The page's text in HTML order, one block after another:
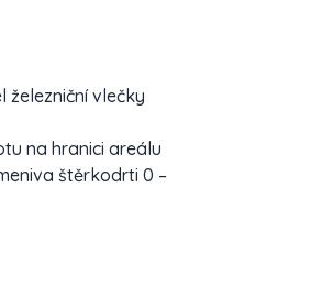
vlečky
na hranici areálu
štěrkodrti 0 –